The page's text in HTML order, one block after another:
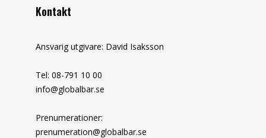
Kontakt
Ansvarig utgivare: David Isaksson
Tel: 08-791 10 00
info@globalbar.se
Prenumerationer:
prenumeration@globalbar.se